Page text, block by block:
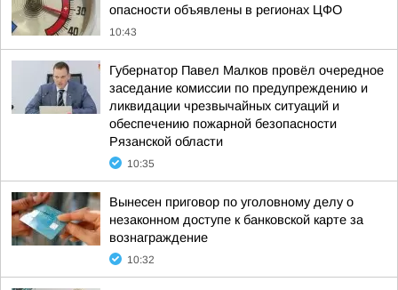
опасности объявлены в регионах ЦФО
10:43
Губернатор Павел Малков провёл очередное
заседание комиссии по предупреждению и
ликвидации чрезвычайных ситуаций и
обеспечению пожарной безопасности
Рязанской области
10:35
Вынесен приговор по уголовному делу о
незаконном доступе к банковской карте за
вознаграждение
10:32